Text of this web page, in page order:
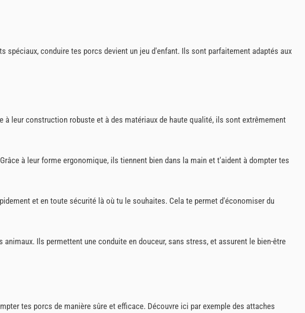
conduire tes porcs devient un jeu d'enfant. Ils sont parfaitement adaptés aux
leur construction robuste et à des matériaux de haute qualité, ils sont extrêmement
à leur forme ergonomique, ils tiennent bien dans la main et t'aident à dompter tes
et en toute sécurité là où tu le souhaites. Cela te permet d'économiser du
Ils permettent une conduite en douceur, sans stress, et assurent le bien-être
tes porcs de manière sûre et efficace. Découvre ici par exemple des attaches